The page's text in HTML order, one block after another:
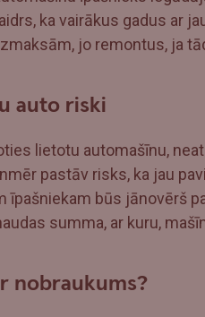
ka vairākus gadus ar
jo remontus, ja
auto riski
lietotu automašīnu,
pastāv risks, ka jau
īpašniekam būs jānovērš
summa, ar kuru,
nobraukums?